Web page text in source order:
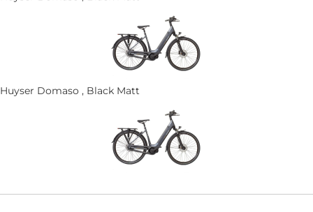
Huyser Domaso , Black Matt